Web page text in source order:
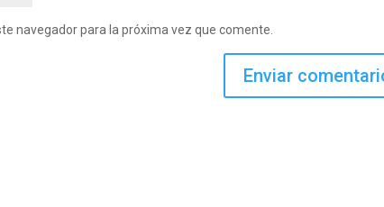
navegador para la próxima vez que comente.